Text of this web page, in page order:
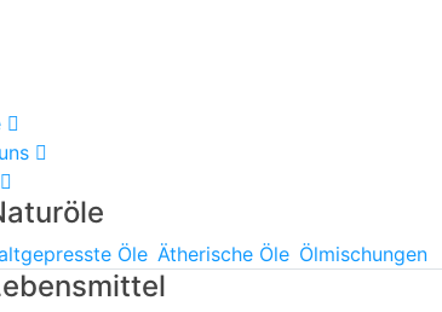
Öle Ätherische Öle Ölmischungen